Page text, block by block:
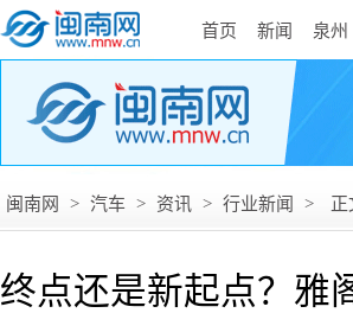
首页 新闻 泉州
闽南网 > 汽车 > 资讯 > 行业新闻 > 正
终点还是新起点？雅